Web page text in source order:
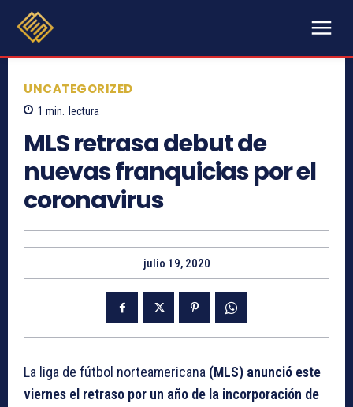
UNCATEGORIZED
1 min. lectura
MLS retrasa debut de
nuevas franquicias por el
coronavirus
julio 19, 2020
La liga de fútbol norteamericana (MLS) anunció este
viernes el retraso por un año de la incorporación de